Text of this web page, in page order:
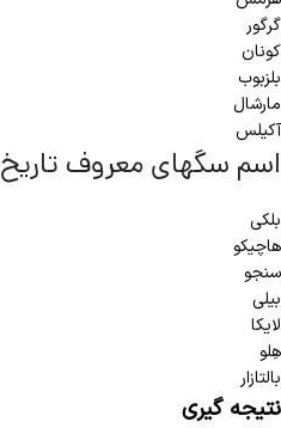
گرگور
کونان
بلزبوب
مارشال
آکیلس
اسم سگهای معروف تاریخ
بلکی
هاچیکو
سنجو
بیلی
لایکا
هِلو
بالتازار
نتیجه گیری